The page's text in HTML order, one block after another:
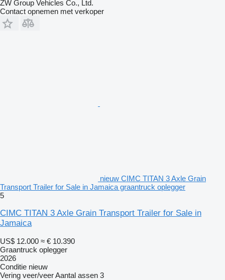
ZW Group Vehicles Co., Ltd.
Contact opnemen met verkoper
nieuw CIMC TITAN 3 Axle Grain
Transport Trailer for Sale in Jamaica graantruck oplegger
5
CIMC TITAN 3 Axle Grain Transport Trailer for Sale in
Jamaica
US$ 12.000 ≈ € 10.390
Graantruck oplegger
2026
Conditie nieuw
Vering veer/veerAantal assen 3